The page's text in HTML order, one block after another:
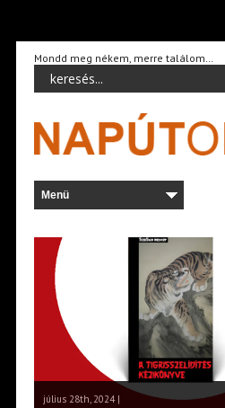
Mondd meg nékem, merre találom…
július 28th, 2024 |